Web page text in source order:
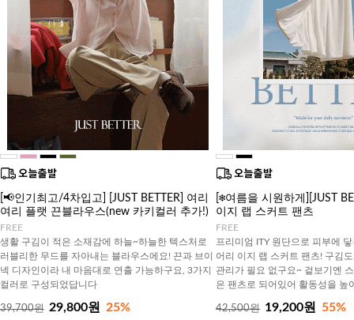
[📢인기최고/4차입고] [JUST BETTER] 여리
여리 플랫 끈블라우스(new 카키컬러 추가!)
FREE
생활 구김이 적은 소재감에 하늘~하늘한 텍스처로
러블리한 무드를 자아내는 블라우스에요! 끈과 브이
넥 디자인이라 내 마음대로 연출 가능하구요, 3가지
컬러로 구성되었답니다
39,700원 29,800원 25%
[❄️여름을 시원하게][JUST
이지 랩 스커트 팬츠
FREE
프리미엄 ITY 원단으로 피부에
어리 이지 랩 스커트 팬츠! 구김
관리가 필요 없구요~ 겉보기엔
은 팬츠로 되어있어 활동성을 높
42,500원 19,200원 55%